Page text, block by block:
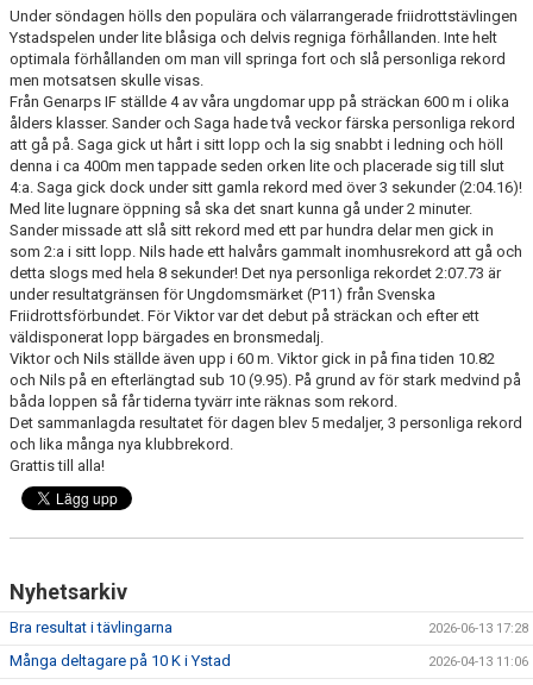
Under söndagen hölls den populära och välarrangerade friidrottstävlingen
Ystadspelen under lite blåsiga och delvis regniga förhållanden. Inte helt
optimala förhållanden om man vill springa fort och slå personliga rekord
men motsatsen skulle visas.
Från Genarps IF ställde 4 av våra ungdomar upp på sträckan 600 m i olika
ålders klasser. Sander och Saga hade två veckor färska personliga rekord
att gå på. Saga gick ut hårt i sitt lopp och la sig snabbt i ledning och höll
denna i ca 400m men tappade seden orken lite och placerade sig till slut
4:a. Saga gick dock under sitt gamla rekord med över 3 sekunder (2:04.16)!
Med lite lugnare öppning så ska det snart kunna gå under 2 minuter.
Sander missade att slå sitt rekord med ett par hundra delar men gick in
som 2:a i sitt lopp. Nils hade ett halvårs gammalt inomhusrekord att gå och
detta slogs med hela 8 sekunder! Det nya personliga rekordet 2:07.73 är
under resultatgränsen för Ungdomsmärket (P11) från Svenska
Friidrottsförbundet. För Viktor var det debut på sträckan och efter ett
väldisponerat lopp bärgades en bronsmedalj.
Viktor och Nils ställde även upp i 60 m. Viktor gick in på fina tiden 10.82
och Nils på en efterlängtad sub 10 (9.95). På grund av för stark medvind på
båda loppen så får tiderna tyvärr inte räknas som rekord.
Det sammanlagda resultatet för dagen blev 5 medaljer, 3 personliga rekord
och lika många nya klubbrekord.
Grattis till alla!
Nyhetsarkiv
Bra resultat i tävlingarna 2026-06-13 17:28
Många deltagare på 10 K i Ystad 2026-04-13 11:06